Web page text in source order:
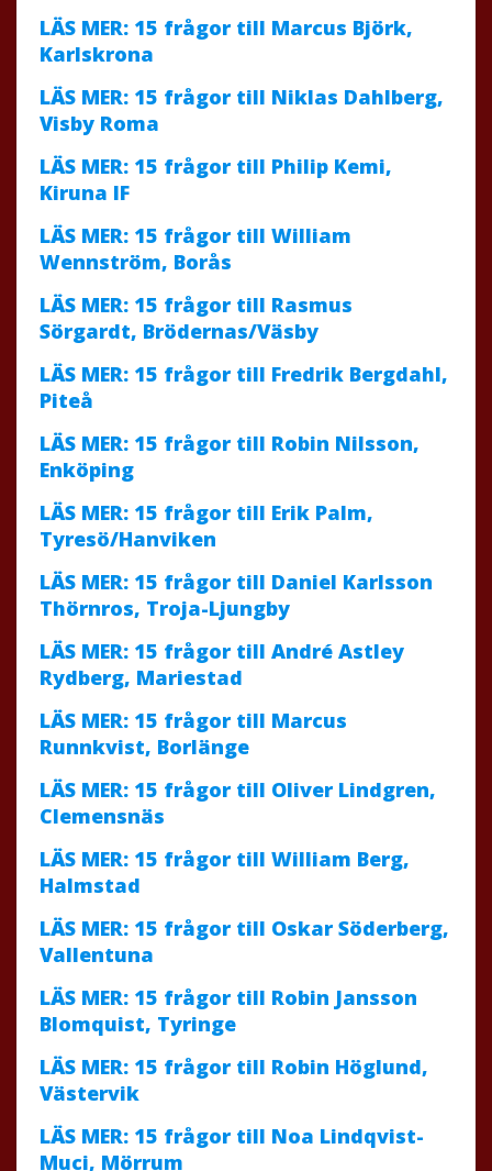
LÄS MER: 15 frågor till Marcus Björk,
Karlskrona
LÄS MER: 15 frågor till Niklas Dahlberg,
Visby Roma
LÄS MER: 15 frågor till Philip Kemi,
Kiruna IF
LÄS MER: 15 frågor till William
Wennström, Borås
LÄS MER: 15 frågor till Rasmus
Sörgardt, Brödernas/Väsby
LÄS MER: 15 frågor till Fredrik Bergdahl,
Piteå
LÄS MER: 15 frågor till Robin Nilsson,
Enköping
LÄS MER: 15 frågor till Erik Palm,
Tyresö/Hanviken
LÄS MER: 15 frågor till Daniel Karlsson
Thörnros, Troja-Ljungby
LÄS MER: 15 frågor till André Astley
Rydberg, Mariestad
LÄS MER: 15 frågor till Marcus
Runnkvist, Borlänge
LÄS MER: 15 frågor till Oliver Lindgren,
Clemensnäs
LÄS MER: 15 frågor till William Berg,
Halmstad
LÄS MER: 15 frågor till Oskar Söderberg,
Vallentuna
LÄS MER: 15 frågor till Robin Jansson
Blomquist, Tyringe
LÄS MER: 15 frågor till Robin Höglund,
Västervik
LÄS MER: 15 frågor till Noa Lindqvist-
Muci, Mörrum